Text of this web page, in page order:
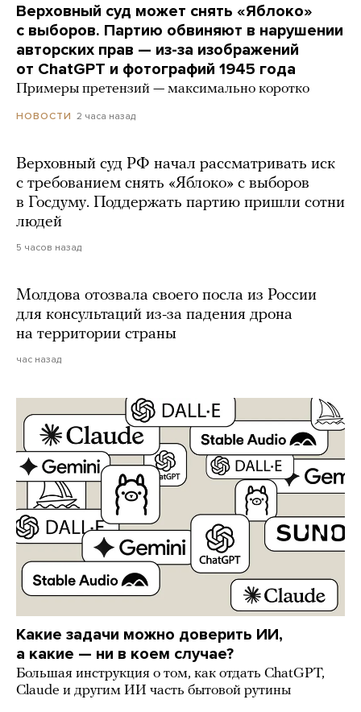
Верховный суд может снять «Яблоко»
с выборов. Партию обвиняют в нарушении
авторских прав — из-за изображений
от ChatGPT и фотографий 1945 года
Примеры претензий — максимально коротко
НОВОСТИ 2 часа назад
Верховный суд РФ начал рассматривать иск
с требованием снять «Яблоко» с выборов
в Госдуму. Поддержать партию пришли сотни
людей
5 часов назад
Молдова отозвала своего посла из России
для консультаций из-за падения дрона
на территории страны
час назад
Какие задачи можно доверить ИИ,
а какие — ни в коем случае?
Большая инструкция о том, как отдать ChatGPT,
Claude и другим ИИ часть бытовой рутины